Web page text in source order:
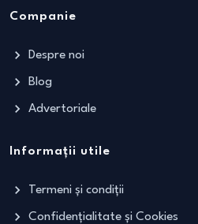
Companie
Despre noi
Blog
Advertoriale
Informații utile
Termeni și condiții
Confidențialitate și Cookies